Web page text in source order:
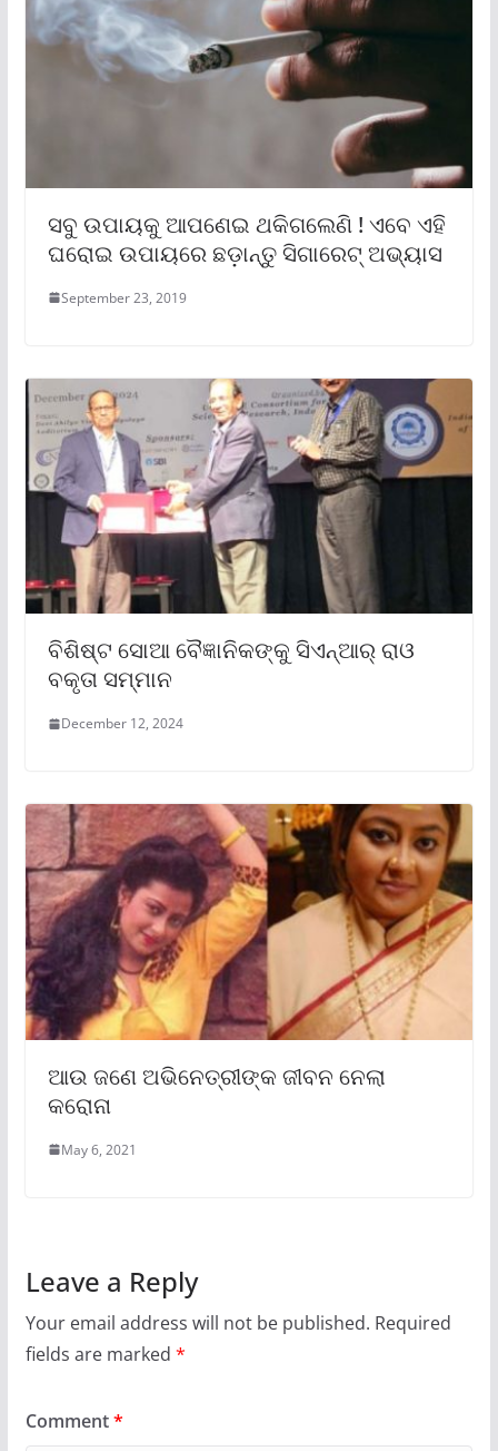
ସବୁ ଉପାୟକୁ ଆପଣେଇ ଥକିଗଲେଣି ! ଏବେ ଏହି
ଘରୋଇ ଉପାୟରେ ଛଡ଼ାନ୍ତୁ ସିଗାରେଟ୍‌ ଅଭ୍ୟାସ
September 23, 2019
ବିଶିଷ୍ଟ ସୋଆ ବୈଜ୍ଞାନିକଙ୍କୁ ସିଏନ୍‌ଆର୍ ରାଓ
ବକୃତା ସମ୍ମାନ
December 12, 2024
ଆଉ ଜଣେ ଅଭିନେତ୍ରୀଙ୍କ ଜୀବନ ନେଲା
କରୋନା
May 6, 2021
Leave a Reply
Your email address will not be published. Required
fields are marked *
Comment*